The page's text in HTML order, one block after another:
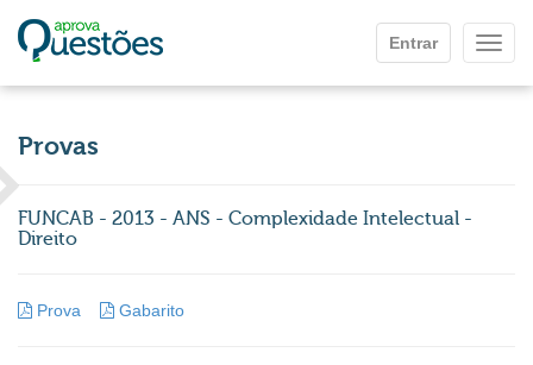
Entrar
Provas
FUNCAB - 2013 - ANS - Complexidade Intelectual -
Direito
Prova Gabarito